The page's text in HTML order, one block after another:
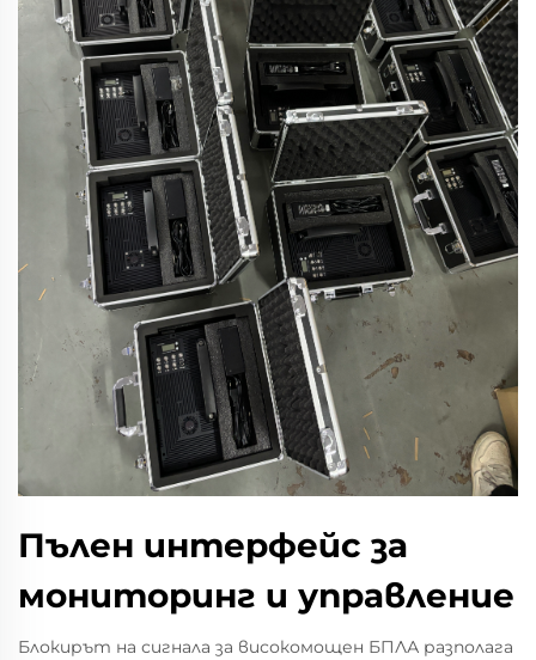
Пълен интерфейс за
мониторинг и управление
Блокирът на сигнала за високомощен БПЛА разполага